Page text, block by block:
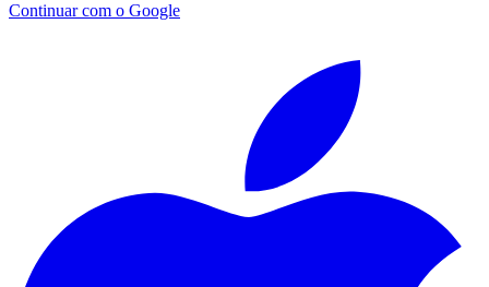
Continuar com o Google